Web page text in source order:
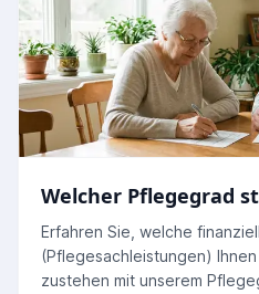
Welcher Pflegegrad
Erfahren Sie, welche
(Pflegesachleistungen)
zustehen mit unserem